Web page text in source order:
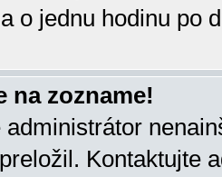
o jednu hodinu po
na zozname!
administrátor
Kontaktujte